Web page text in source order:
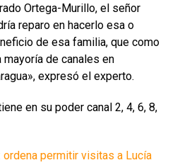
Ortega-Murillo, el señor
reparo en hacerlo esa o
de esa familia, que como
de canales en
expresó el experto.
en su poder canal 2, 4, 6, 8,
ordena permitir visitas a Lucía